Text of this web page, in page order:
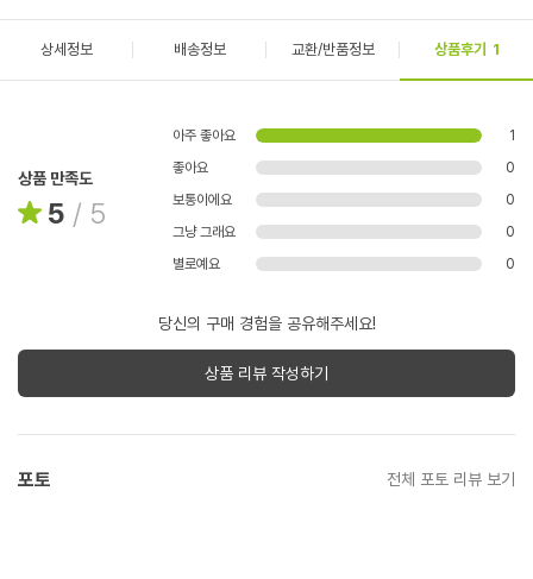
상세정보 배송정보 교환/반품정보 상품후기 1
상품 만족도
5 / 5
아주 좋아요
1
좋아요
0
보통이에요
0
그냥 그래요
0
별로예요
0
당신의 구매 경험을 공유해주세요!
상품 리뷰 작성하기
포토 전체 포토 리뷰 보기